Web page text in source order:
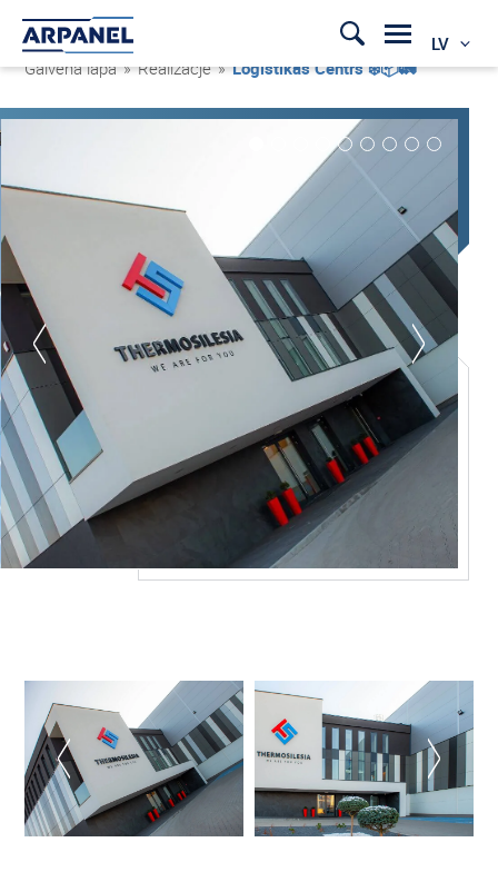
LV
Galvenā lapa » Realizacje »Loģistikas Centrs ❄️📦🚛